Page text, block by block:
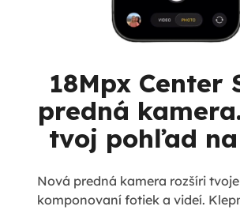
18Mpx Center
predná
tvoj pohľad
Nová predná kamera rozšíri
komponovaní fotiek a videí.